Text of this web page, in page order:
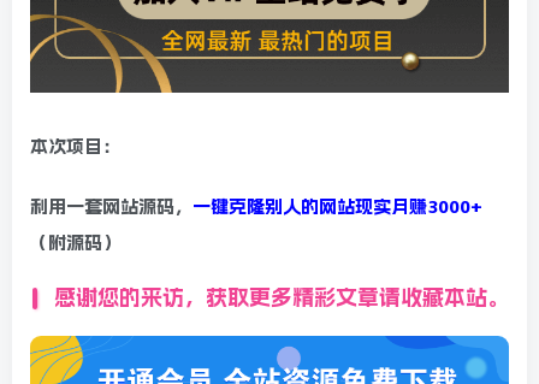
本次项目：
利用一套网站源码， 一键克隆别人的网站现实月赚3000+
（附源码）
感谢您的来访，获取更多精彩文章请收藏本站。